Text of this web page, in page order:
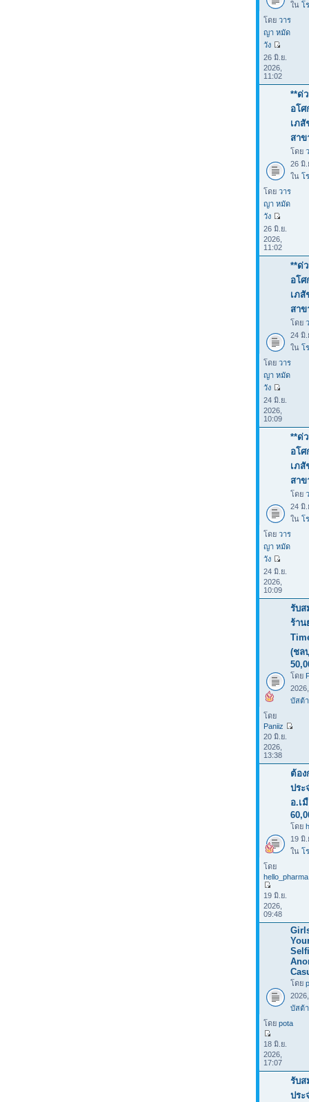
ใน โ
โดย วาร
ญา หมัด
วัง
26 มิ.ย.
2026,
11:02
**ด่
อโ
เภสั
สาข
โดย
26 มิ.
ใน โ
โดย วาร
ญา หมัด
วัง
26 มิ.ย.
2026,
11:02
**ด่
อโ
เภสั
สาข
โดย
24 มิ.
ใน โ
โดย วาร
ญา หมัด
วัง
24 มิ.ย.
2026,
10:09
**ด่
อโ
เภสั
สาข
โดย
24 มิ.
ใน โ
โดย วาร
ญา หมัด
วัง
24 มิ.ย.
2026,
10:09
รับส
ร้าน
(ชล
โดย
บัสต้า
โดย
Paniiz
20 มิ.ย.
2026,
13:38
ต้อง
ประ
อ.เ
โดย
19 มิ.
ใน โ
โดย
hello_pharma
19 มิ.ย.
2026,
09:48
โดย
บัสต้า
โดย pota
18 มิ.ย.
2026,
17:07
รับส
ประ